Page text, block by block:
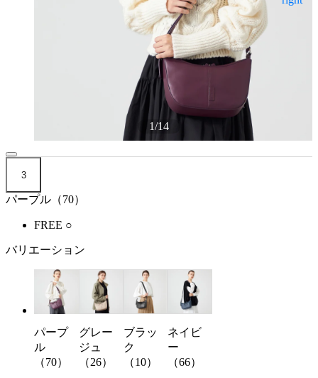
1/14
3
パープル（70）
FREE ○
バリエーション
パープ
ル
（70）
グレー
ジュ
（26）
ブラッ
ク
（10）
ネイビ
ー
（66）